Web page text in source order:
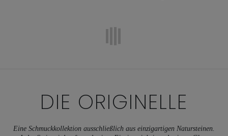
DIE ORIGINELLE
Eine Schmuckkollektion ausschließlich aus einzigartigen Natursteinen.